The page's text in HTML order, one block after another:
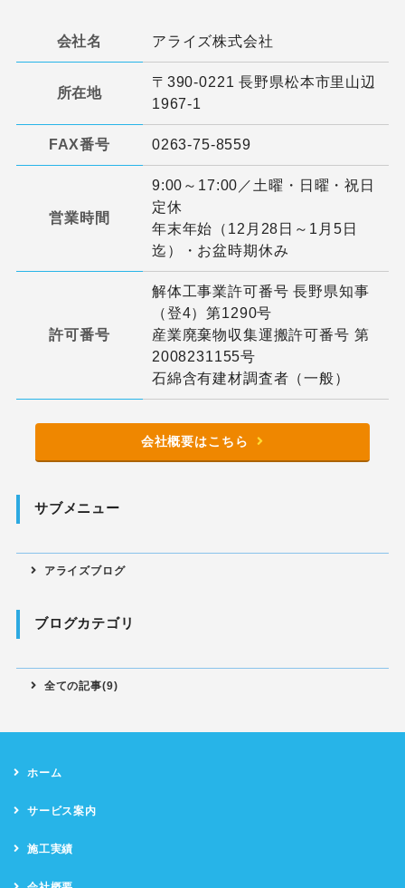
会社名 アライズ株式会社
所在地
〒390-0221 長野県松本市里山辺
1967-1
FAX番号 0263-75-8559
営業時間
9:00～17:00／土曜・日曜・祝日
定休
年末年始（12月28日～1月5日
迄）・お盆時期休み
許可番号
解体工事業許可番号 長野県知事
（登4）第1290号
産業廃棄物収集運搬許可番号 第
2008231155号
石綿含有建材調査者（一般）
会社概要はこちら
サブメニュー
アライズブログ
ブログカテゴリ
全ての記事(9)
ホーム
サービス案内
施工実績